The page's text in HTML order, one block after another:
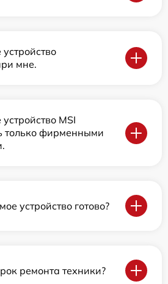
мне.
MSI
только фирменными
устройство готово?
ремонта техники?